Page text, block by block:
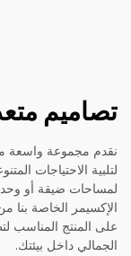
تصاميم
نقدم مجموعة واسعة
لتلبية الاحتياجات
لمساحات ضيقة أو
الإكسيمر الخاصة
على المنتج المناسب
الجمالي داخل بيئتك.